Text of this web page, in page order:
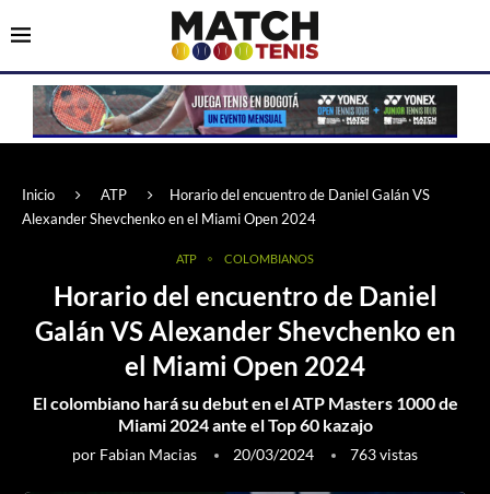
Inicio ATP
Horario del encuentro de Daniel Galán VS
Alexander Shevchenko en el Miami Open 2024
ATP COLOMBIANOS
Horario del encuentro de Daniel
Galán VS Alexander Shevchenko en
el Miami Open 2024
El colombiano hará su debut en el ATP Masters 1000 de
Miami 2024 ante el Top 60 kazajo
por Fabian Macias 20/03/2024 763vistas